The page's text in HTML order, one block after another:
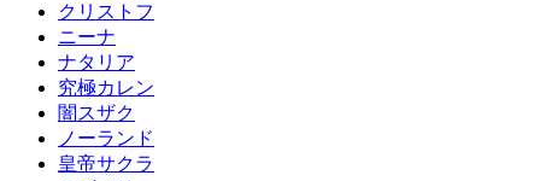
クリストフ
ニーナ
ナタリア
究極カレン
闇スザク
ノーランド
皇帝サクラ